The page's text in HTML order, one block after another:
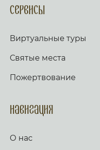
Сервисы
Виртуальные туры
Святые места
Пожертвование
Навигация
О нас